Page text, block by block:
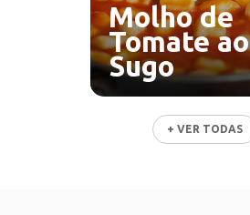
Molho de
Tomate ao
Sugo
+ VER TODAS